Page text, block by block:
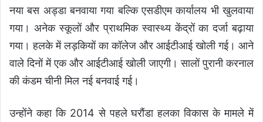
नया बस अड्डा बनवाया गया बल्कि एसडीएम कार्यालय भी खुलवाया
गया। अनेक स्कूलों और प्राथमिक स्वास्थ्य केंद्रों का दर्जा बढ़ाया
गया। हलके में लड़कियों का कॉलेज और आईटीआई खोली गई। आने
वाले दिनों में एक और आईटीआई खोली जाएगी। सालों पुरानी करनाल
की कंडम चीनी मिल नई बनवाई गई।
उन्होंने कहा कि 2014 से पहले घरौंडा हलका विकास के मामले में